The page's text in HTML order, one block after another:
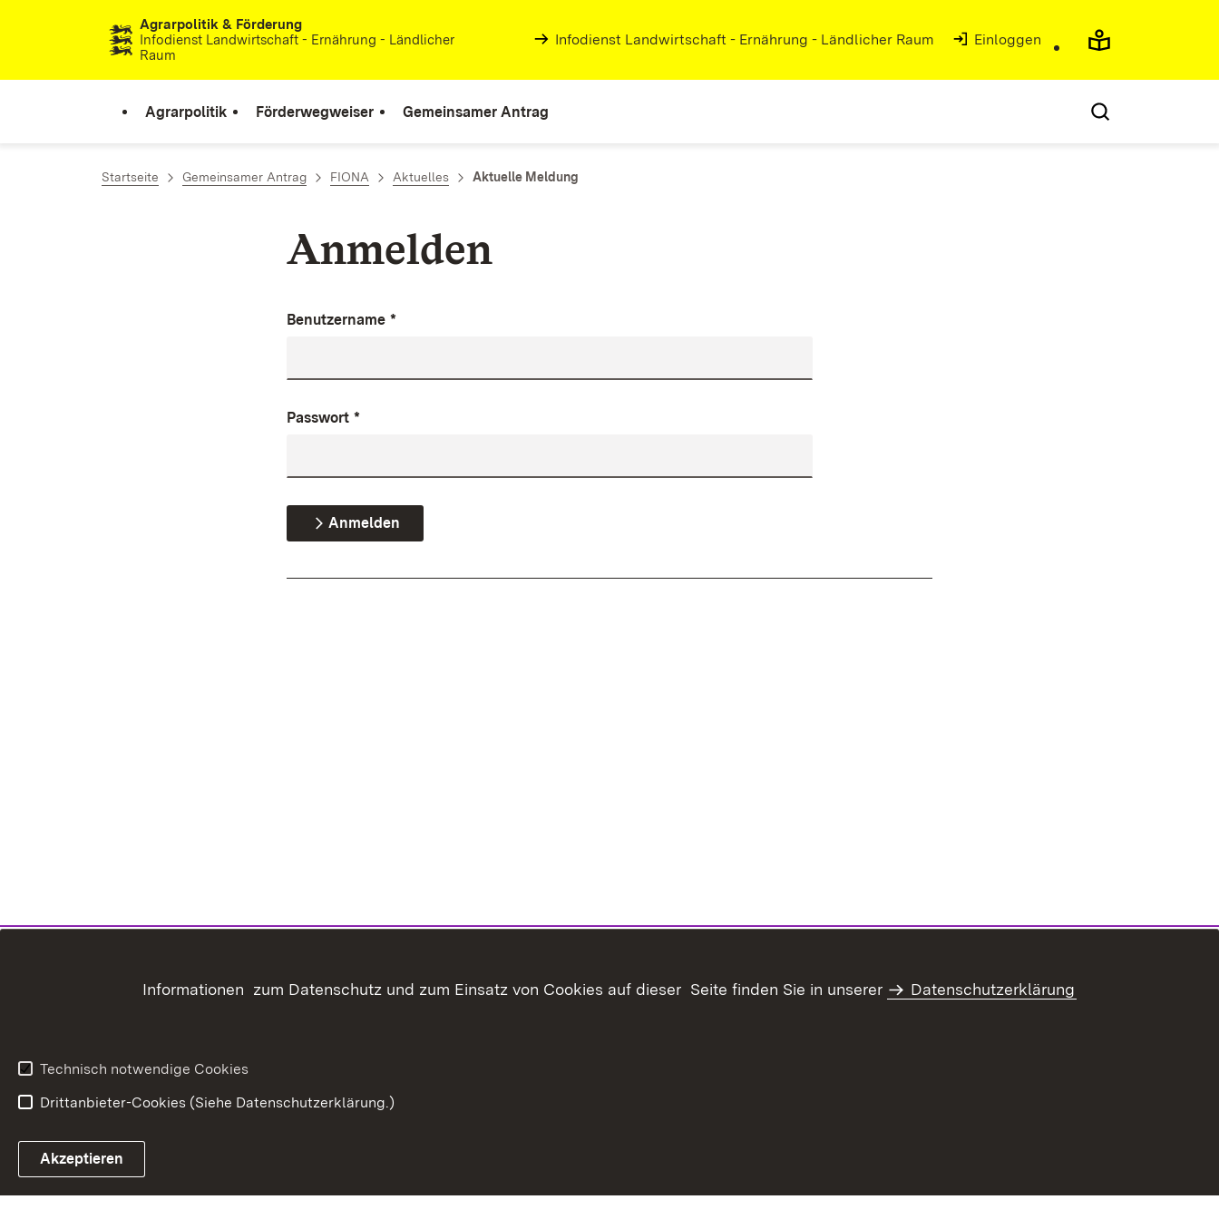
Zum Inhalt springenAgrarpolitik & Förderung
Infodienst Landwirtschaft - Ernährung - Ländlicher
Raum
Infodienst Landwirtschaft - Ernährung - Ländlicher Raum Einloggen
Agrarpolitik Förderwegweiser Gemeinsamer Antrag
Startseite Gemeinsamer Antrag FIONA Aktuelles Aktuelle Meldung
Anmelden
Benutzername *
Passwort *
Anmelden
Informationen zum Datenschutz und zum Einsatz von Cookies auf dieser Seite finden Sie in unserer Datenschutzerklärung
Technisch notwendige Cookies
Drittanbieter-Cookies (Siehe Datenschutzerklärung.)
Akzeptieren